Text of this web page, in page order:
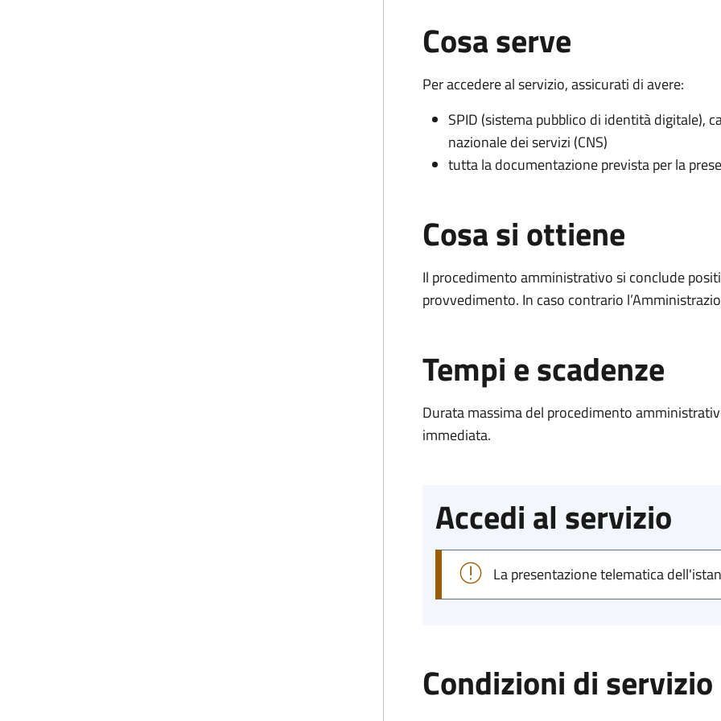
Cosa serve
Per accedere al servizio, assicurati di avere:
SPID (sistema pubblico di identità digitale),
nazionale dei servizi (CNS)
tutta la documentazione prevista per la
Cosa si ottiene
Il procedimento amministrativo si conclude
provvedimento. In caso contrario
Tempi e scadenze
Durata massima del procedimento
immediata.
Accedi al servizio
La presentazione telematica
Condizioni di servizio